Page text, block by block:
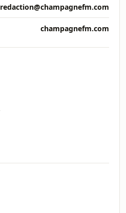
redaction@champagnefm.com
champagnefm.com